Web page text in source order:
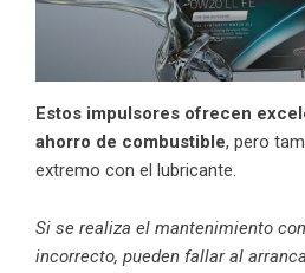
Estos impulsores ofrecen
ahorro de combustible, pero
extremo con el lubricante.
Si se realiza el mantenimiento
incorrecto, pueden fallar al